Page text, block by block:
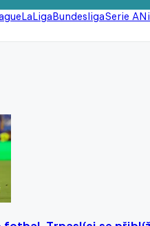
LaLigaBundesligaSerie A